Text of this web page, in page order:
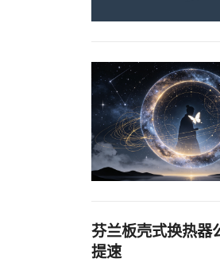
芬兰板壳式换热器
提速